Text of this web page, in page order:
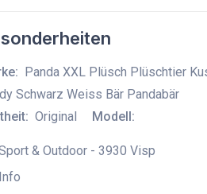
Panda XXL Plüsch Plüschtier
Schwarz Weiss Bär Pandabär
Original Modell:
& Outdoor - 3930 Visp
Info